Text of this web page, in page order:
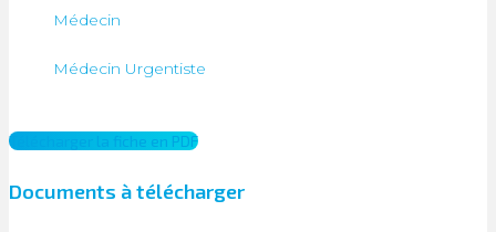
Médecin
Médecin Urgentiste
Télécharger la fiche en PDF
Documents à télécharger